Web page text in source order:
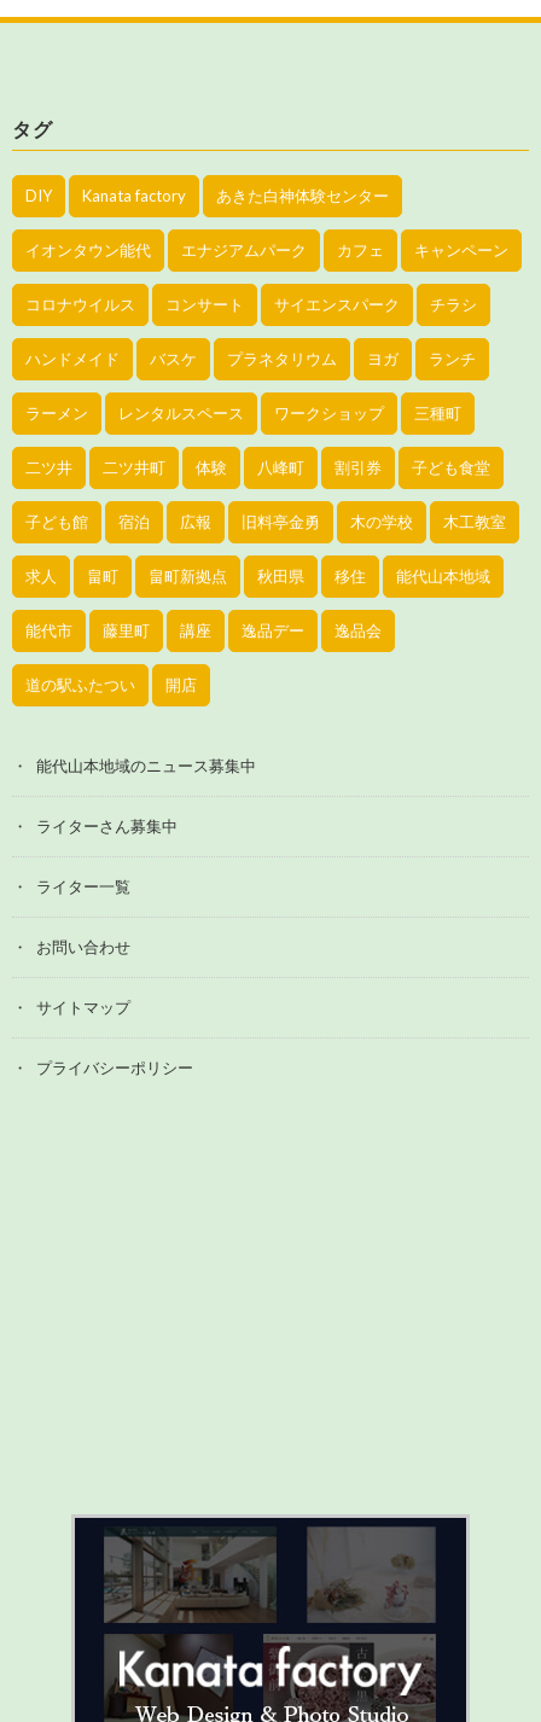
タグ
DIY Kanata factory あきた白神体験センター
イオンタウン能代 エナジアムパーク カフェ キャンペーン
コロナウイルス コンサート サイエンスパーク チラシ
ハンドメイド バスケ プラネタリウム ヨガ ランチ
ラーメン レンタルスペース ワークショップ 三種町
二ツ井 二ツ井町 体験 八峰町 割引券 子ども食堂
子ども館 宿泊 広報 旧料亭金勇 木の学校 木工教室
求人 畠町 畠町新拠点 秋田県 移住 能代山本地域
能代市 藤里町 講座 逸品デー 逸品会
道の駅ふたつい 開店
能代山本地域のニュース募集中
ライターさん募集中
ライター一覧
お問い合わせ
サイトマップ
プライバシーポリシー